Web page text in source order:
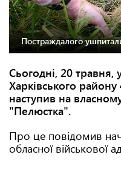
Постраждалого
Сьогодні, 20 травня,
Харківського
наступив на
"Пелюстка".
Про це повідомив
обласної військової